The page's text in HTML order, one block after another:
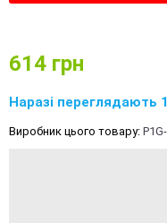
614 грн
Наразі переглядають
Виробник цього товару: